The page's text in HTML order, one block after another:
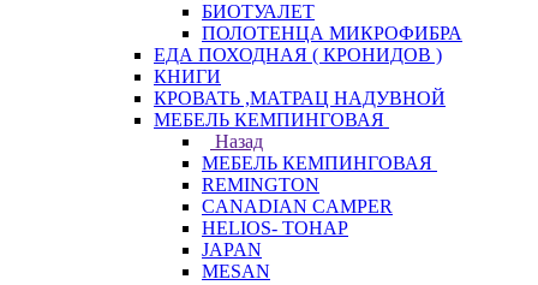
БИОТУАЛЕТ
ПОЛОТЕНЦА МИКРОФИБРА
ЕДА ПОХОДНАЯ ( КРОНИДОВ )
КНИГИ
КРОВАТЬ ,МАТРАЦ НАДУВНОЙ
МЕБЕЛЬ КЕМПИНГОВАЯ
Назад
МЕБЕЛЬ КЕМПИНГОВАЯ
REMINGTON
CANADIAN CAMPER
HELIOS- ТОНАР
JAPAN
MESAN